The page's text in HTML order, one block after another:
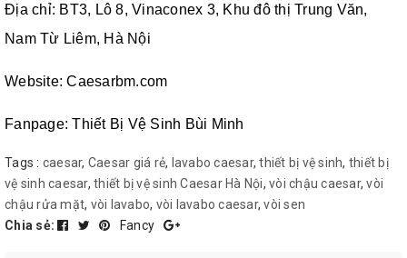
Địa chỉ: BT3, Lô 8, Vinaconex 3, Khu đô thị Trung Văn,
Nam Từ Liêm, Hà Nội
Website:Caesarbm.com
Fanpage:Thiết Bị Vệ Sinh Bùi Minh
Tags : caesar, Caesar giá rẻ, lavabo caesar,thiết bị vệ sinh, thiết bị
vệ sinh caesar, thiết bị vệ sinh Caesar Hà Nội, vòi chậu caesar,vòi
chậu rửa mặt, vòi lavabo, vòi lavabo caesar,vòi sen
Chia sẻ:
Fancy